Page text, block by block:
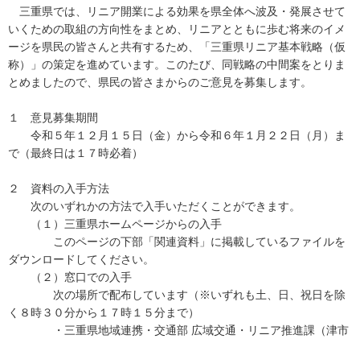
三重県では、リニア開業による効果を県全体へ波及・発展させて
いくための取組の方向性をまとめ、リニアとともに歩む将来のイメ
ージを県民の皆さんと共有するため、「三重県リニア基本戦略（仮
称）」の策定を進めています。このたび、同戦略の中間案をとりま
とめましたので、県民の皆さまからのご意見を募集します。
１ 意見募集期間
令和５年１２月１５日（金）から令和６年１月２２日（月）ま
で（最終日は１７時必着）
２ 資料の入手方法
次のいずれかの方法で入手いただくことができます。
（１）三重県ホームページからの入手
このページの下部「関連資料」に掲載しているファイルを
ダウンロードしてください。
（２）窓口での入手
次の場所で配布しています（※いずれも土、日、祝日を除
く８時３０分から１７時１５分まで）
・三重県地域連携・交通部 広域交通・リニア推進課（津市